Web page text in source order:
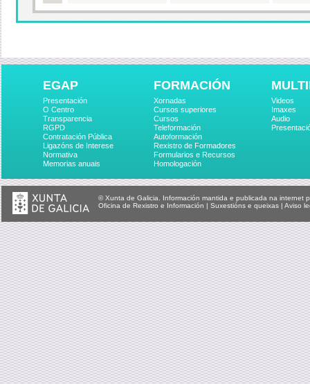
EGAP
Presentación
O Centro
Transparencia
RGPD
Contratación Pública
Ligazóns de Interese
Normativa
Memorias anuais
FORMACIÓN
Xornadas
Cursos superiores
Cursos
Teleformación
Autoformación
Rexistro de Formadores
Formularios e Recursos
Homologación
Videos
Imaxes
Audio
© Xunta de Galicia. Información mantida e publicada na internet
Oficina de Rexistro e Información | Suxestións e queixas | Aviso